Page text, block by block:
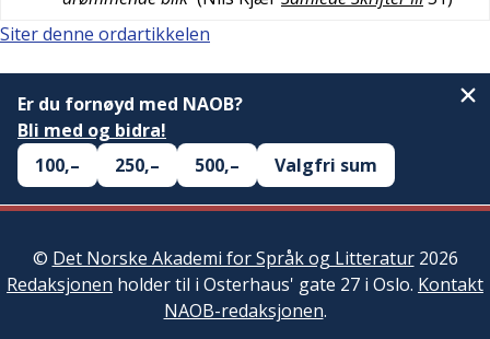
Siter denne ordartikkelen
Er du fornøyd med NAOB?
Bli med og bidra!
100,–
250,– 500,– Valgfri sum
© Det Norske Akademi for Språk og Litteratur2026
Redaksjonen holder til i Osterhaus' gate 27 i Oslo. Kontakt
NAOB-redaksjonen.